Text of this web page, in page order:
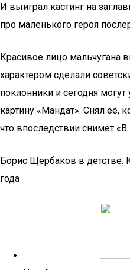
И выиграл кастинг на
про маленького героя
Красивое лицо мальчугана
характером сделали
поклонники и сегодня
картину «Мандат». Снял ее,
что впоследствии снимет
Борис Щербаков в детстве.
года